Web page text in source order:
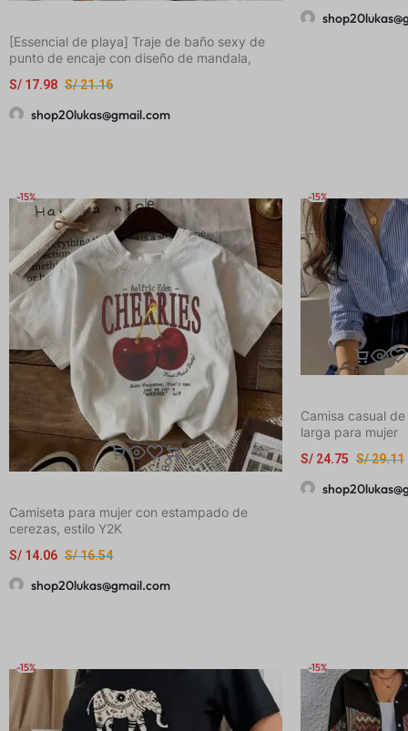
[Essencial de playa] Traje de baño sexy de
punto de encaje con diseño de mandala,
rasgados para mujer, perfecto para
vacaciones y ropa casual, ropa de playa
casual | Detalles de encaje | Tela elástica
S/21.16
S/ 17.98
shop20lukas@gmail.com
y verano
-15%
Camiseta para mujer con estampado de
cerezas, estilo Y2K
S/16.54
S/ 14.06
shop20lukas@gmail.com
-15%
Camisa casual
larga para mujer
S/29.11
S/ 24.75
-15% -15%